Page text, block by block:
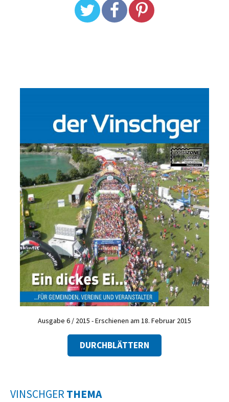
Ausgabe 6 / 2015 - Erschienen am 18. Februar 2015
DURCHBLÄTTERN
VINSCHGER THEMA